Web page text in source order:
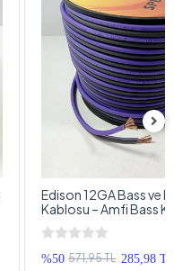
Edison 12GA Bass ve
Kablosu – Amfi Bass
– 5 Metre
%50 571,95 TL 285,98